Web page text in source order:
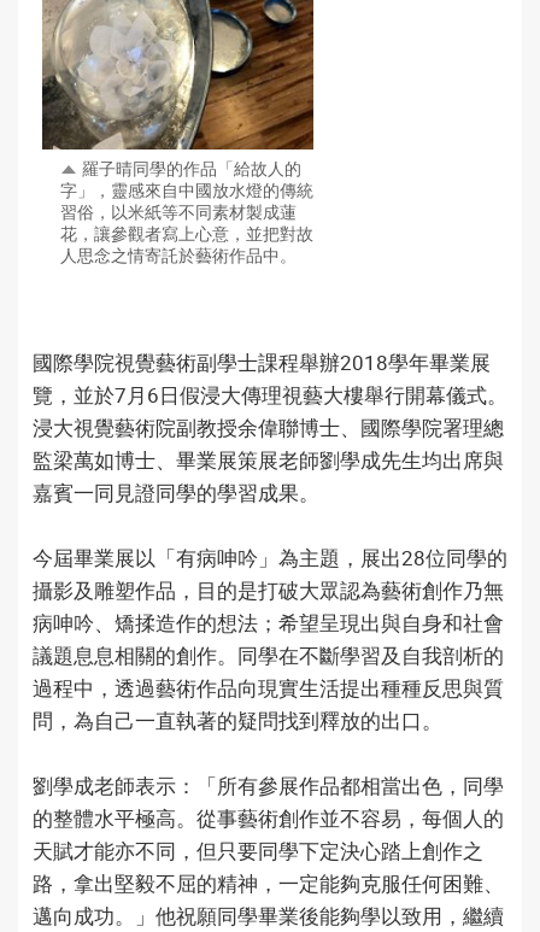
羅子晴同學的作品「給故人的
字」，靈感來自中國放水燈的傳統
習俗，以米紙等不同素材製成蓮
花，讓參觀者寫上心意，並把對故
人思念之情寄託於藝術作品中。
國際學院視覺藝術副學士課程舉辦2018學年畢業展
覽，並於7月6日假浸大傳理視藝大樓舉行開幕儀式。
浸大視覺藝術院副教授余偉聯博士、國際學院署理總
監梁萬如博士、畢業展策展老師劉學成先生均出席與
嘉賓一同見證同學的學習成果。
今屆畢業展以「有病呻吟」為主題，展出28位同學的
攝影及雕塑作品，目的是打破大眾認為藝術創作乃無
病呻吟、矯揉造作的想法；希望呈現出與自身和社會
議題息息相關的創作。同學在不斷學習及自我剖析的
過程中，透過藝術作品向現實生活提出種種反思與質
問，為自己一直執著的疑問找到釋放的出口。
劉學成老師表示：「所有參展作品都相當出色，同學
的整體水平極高。從事藝術創作並不容易，每個人的
天賦才能亦不同，但只要同學下定決心踏上創作之
路，拿出堅毅不屈的精神，一定能夠克服任何困難、
邁向成功。」他祝願同學畢業後能夠學以致用，繼續